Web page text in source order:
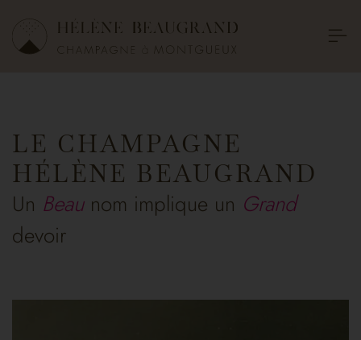
LE CHAMPAGNE
HÉLÈNE BEAUGRAND
Un Beaunom implique un Grand
devoir